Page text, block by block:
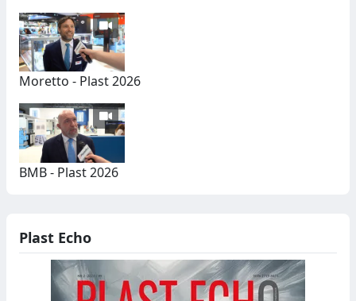
G
R
E
G
A
C
J
R
E
Moretto - Plast 2026
BMB - Plast 2026
Plast Echo